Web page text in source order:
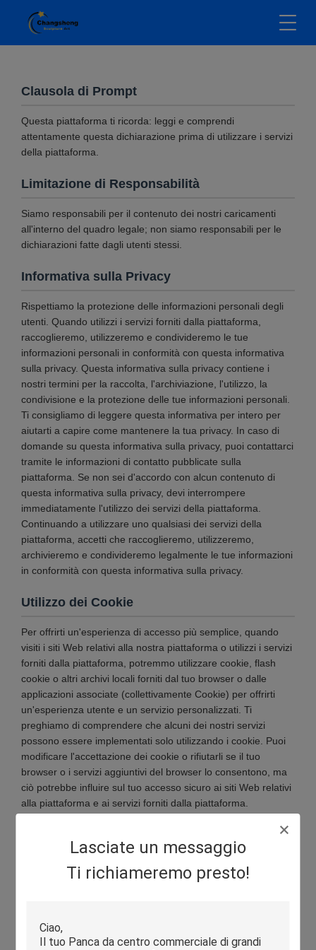
Lasciate un messaggio
Ti richiameremo presto!
Clausola di Prompt
Questa piattaforma ti ricorda: leggi e comprendi
attentamente questa dichiarazione prima di utilizzare i servizi
della piattaforma.
Limitazione di Responsabilità
Siamo responsabili per il contenuto dei nostri caricamenti
all'interno del quadro legale; non siamo responsabili per le
dichiarazioni fatte dagli utenti stessi.
Informativa sulla Privacy
Rispettiamo la protezione delle informazioni personali degli
utenti. Quando utilizzi i servizi forniti dalla piattaforma,
raccoglieremo, utilizzeremo e condivideremo le tue
informazioni personali in conformità con questa informativa
sulla privacy. Questa informativa sulla privacy contiene i
nostri termini per la raccolta, l'archiviazione, l'utilizzo, la
condivisione e la protezione delle tue informazioni personali.
Ti consigliamo di leggere questa informativa per intero per
aiutarti a capire come mantenere la tua privacy. In caso di
domande su questa informativa sulla privacy, puoi contattarci
tramite le informazioni di contatto pubblicate sulla
piattaforma. Se non sei d'accordo con alcun contenuto di
questa informativa sulla privacy, devi interrompere
immediatamente l'utilizzo dei servizi della piattaforma.
Continuando a utilizzare uno qualsiasi dei servizi della
piattaforma, accetti che raccoglieremo, utilizzeremo,
archivieremo e condivideremo legalmente le tue informazioni
in conformità con questa informativa sulla privacy.
Utilizzo dei Cookie
Per offrirti un'esperienza di accesso più semplice, quando
visiti i siti Web relativi alla nostra piattaforma o utilizzi i servizi
forniti dalla piattaforma, potremmo utilizzare cookie, flash
cookie o altri archivi locali forniti dal tuo browser o dalle
applicazioni associate (collettivamente Cookie) per offrirti
un'esperienza utente e un servizio personalizzati. Ti
preghiamo di comprendere che alcuni dei nostri servizi
possono essere implementati solo utilizzando i cookie. Puoi
modificare l'accettazione dei cookie o rifiutarli se il tuo
browser o i servizi aggiuntivi del browser lo consentono, ma
ciò potrebbe influire sul tuo accesso sicuro ai siti Web relativi
alla piattaforma e ai servizi forniti dalla piattaforma.
Protezione delle tue Informazioni Personali
Al fine di proteggere la sicurezza delle tue informazioni, ci
impegniamo ad adottare tutte le misure di sicurezza
esemplificativo, SSL, archiviazione crittografata delle
informazioni, controllo degli accessi al data center. Gestiamo